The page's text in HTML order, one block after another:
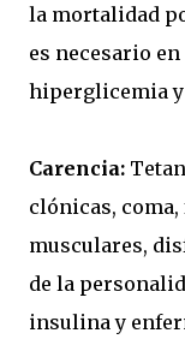
la mortalidad
es necesario
hiperglicemia y
Carencia:
clónicas,
musculares,
de la
insulina y